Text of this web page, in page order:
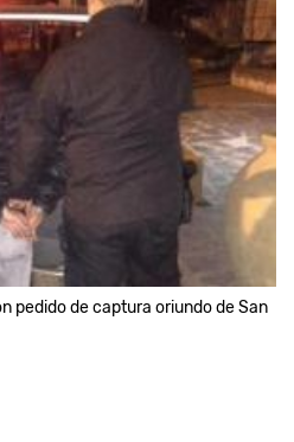
pedido de captura oriundo de San